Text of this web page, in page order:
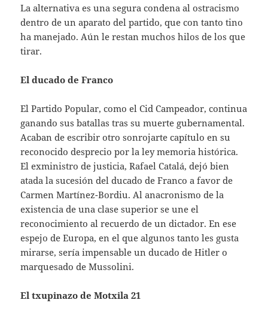
La alternativa es una segura condena al ostracismo
dentro de un aparato del partido, que con tanto tino
ha manejado. Aún le restan muchos hilos de los que
tirar.
El ducado de Franco
El Partido Popular, como el Cid Campeador, continua
ganando sus batallas tras su muerte gubernamental.
Acaban de escribir otro sonrojarte capítulo en su
reconocido desprecio por la ley memoria histórica.
El exministro de justicia, Rafael Catalá, dejó bien
atada la sucesión del ducado de Franco a favor de
Carmen Martínez-Bordiu. Al anacronismo de la
existencia de una clase superior se une el
reconocimiento al recuerdo de un dictador. En ese
espejo de Europa, en el que algunos tanto les gusta
mirarse, sería impensable un ducado de Hitler o
marquesado de Mussolini.
El txupinazo de Motxila 21